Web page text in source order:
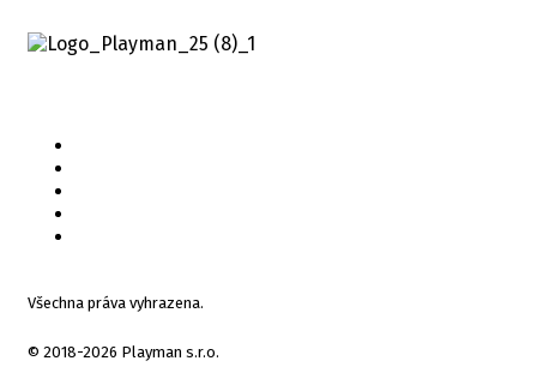
Všechna práva vyhrazena.
© 2018-2026 Playman s.r.o.